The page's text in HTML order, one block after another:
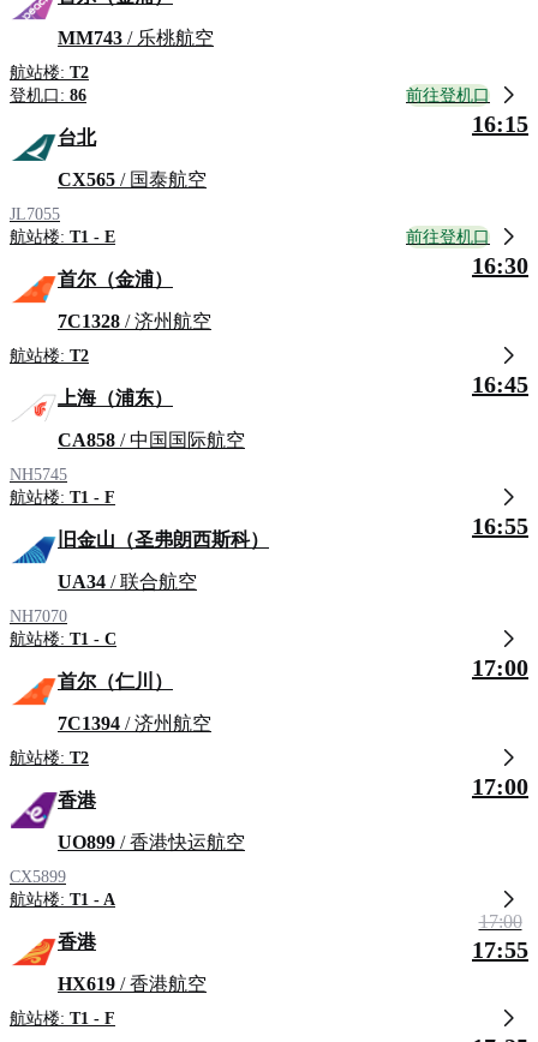
MM743 / 乐桃航空
航站楼: T2
登机口: 86 前往登机口
台北
CX565 / 国泰航空
JL7055
航站楼: T1 - E
16:15
前往登机口
首尔（金浦）
7C1328 / 济州航空
航站楼: T2
16:30
上海（浦东）
CA858 / 中国国际航空
NH5745
航站楼: T1 - F
16:45
旧金山（圣弗朗西斯科）
UA34 / 联合航空
NH7070
航站楼: T1 - C
16:55
首尔（仁川）
7C1394 / 济州航空
航站楼: T2
17:00
香港
UO899 / 香港快运航空
CX5899
航站楼: T1 - A
17:00
香港
HX619 / 香港航空
航站楼: T1 - F
17:00
17:55